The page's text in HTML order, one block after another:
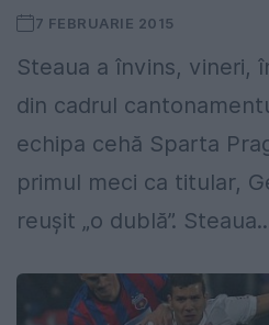
7 FEBRUARIE 2015
Steaua a învins, vineri,
din cadrul
echipa cehă Sparta
primul meci ca titular,
reușit „o dublă”.